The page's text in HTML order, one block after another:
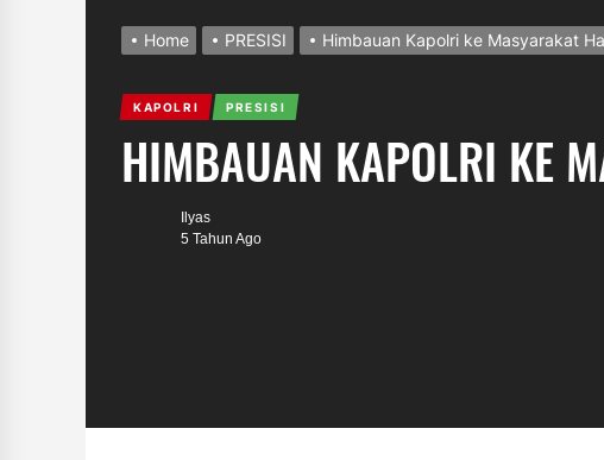
Home PRESISI Himbauan Kapolri ke Masyarakat
KAPOLRI PRESISI
HIMBAUAN KAPOLRI KE
Ilyas
5 Tahun Ago